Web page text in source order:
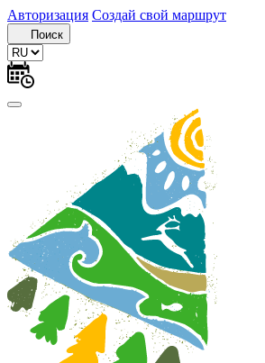
Авторизация Создай свой маршрут
Поиск